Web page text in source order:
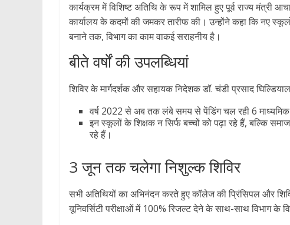
कार्यक्रम में विशिष्ट अतिथि के रूप में शामिल हुए पूर्व राज्य मंत्री
कार्यालय के कदमों की जमकर तारीफ की। उन्होंने कहा कि नए
बनाने तक, विभाग का काम वाकई सराहनीय है।
बीते वर्षों की उपलब्धियां
शिविर के मार्गदर्शक और सहायक निदेशक डॉ. चंडी प्रसाद
वर्ष 2022 से अब तक लंबे समय से पेंडिंग चल रही 6 माध्यमिक
इन स्कूलों के शिक्षक न सिर्फ बच्चों को पढ़ा रहे हैं, बल्कि
रहे हैं।
3 जून तक चलेगा निशुल्क शिविर
सभी अतिथियों का अभिनंदन करते हुए कॉलेज की प्रिंसिपल और
यूनिवर्सिटी परीक्षाओं में 100% रिजल्ट देने के साथ-साथ विभाग